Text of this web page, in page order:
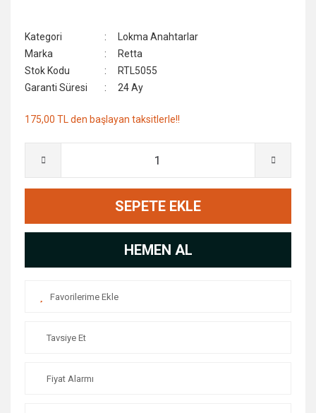
Kategori
Lokma Anahtarlar
Marka
Retta
Stok Kodu
RTL5055
Garanti Süresi
24 Ay
175,00 TL den başlayan taksitlerle!!
SEPETE EKLE
HEMEN AL
Tavsiye Et
Fiyat Alarmı